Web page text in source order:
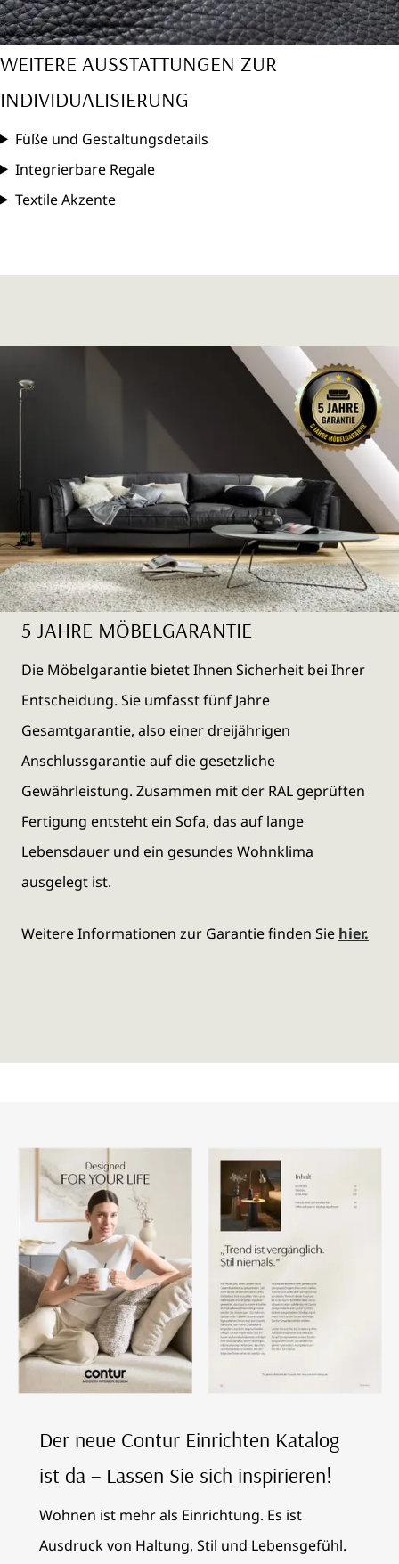
WEITERE AUSSTATTUNGEN ZUR
INDIVIDUALISIERUNG
Füße und Gestaltungsdetails
Integrierbare Regale
Textile Akzente
5 JAHRE MÖBELGARANTIE
Die Möbelgarantie bietet Ihnen Sicherheit bei Ihrer
Entscheidung. Sie umfasst fünf Jahre
Gesamtgarantie, also einer dreijährigen
Anschlussgarantie auf die gesetzliche
Gewährleistung. Zusammen mit der RAL geprüften
Fertigung entsteht ein Sofa, das auf lange
Lebensdauer und ein gesundes Wohnklima
ausgelegt ist.
Weitere Informationen zur Garantie finden Sie hier.
Der neue Contur Einrichten Katalog
ist da – Lassen Sie sich inspirieren!
Wohnen ist mehr als Einrichtung. Es ist
Ausdruck von Haltung, Stil und Lebensgefühl.